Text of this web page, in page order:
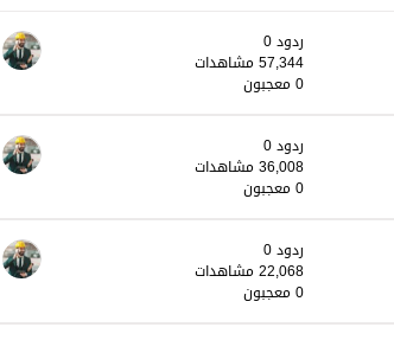
ردود 0
57,344 مشاهدات
0 معجبون
ردود 0
36,008 مشاهدات
0 معجبون
ردود 0
22,068 مشاهدات
0 معجبون